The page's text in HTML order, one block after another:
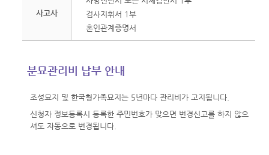
사고사
검사지휘서 1부
혼인관계증명서
분묘관리비 납부 안내
조성묘지 및 한국형가족묘지는 5년마다 관리비가 고지됩니다.
신청자 정보등록시 등록한 주민번호가 맞으면 변경신고를 하지 않으
셔도 자동으로 변경됩니다.